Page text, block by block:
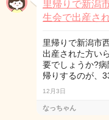
里帰りで新潟
生会で出産さ
里帰りで新潟市
出産された方い
要でしょうか?
帰りするのが、
12月3日
なっちゃん